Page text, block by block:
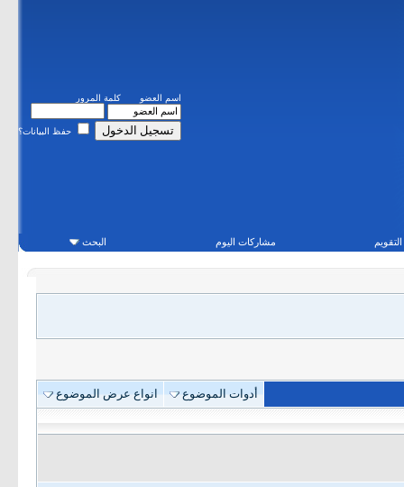
اسم العضو كلمة المرور
حفظ البيانات؟
التقويم مشاركات اليوم البحث
أدوات الموضوع انواع عرض الموضوع